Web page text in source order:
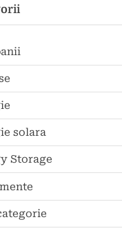
solara
Storage